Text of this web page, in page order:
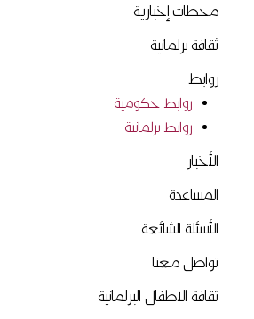
محطات إخبارية
ثقافة برلمانية
روابط
روابط حكومية
روابط برلمانية
الأخبار
المساعدة
الأسئلة الشائعة
تواصل معنا
ثقافة الاطفال البرلمانية